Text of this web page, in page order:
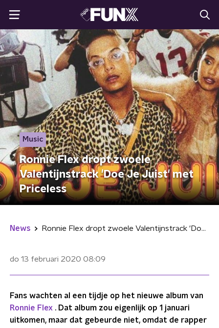
Music
Ronnie Flex dropt zwoele
Valentijnstrack 'Doe Je Juist' met
Priceless
News Ronnie Flex dropt zwoele Valentijnstrack 'Doe Je Juist' met Priceless
do 13 februari 2020 08:09
Fans wachten al een tijdje op het nieuwe album van
Ronnie Flex . Dat album zou eigenlijk op 1 januari
uitkomen, maar dat gebeurde niet, omdat de rapper